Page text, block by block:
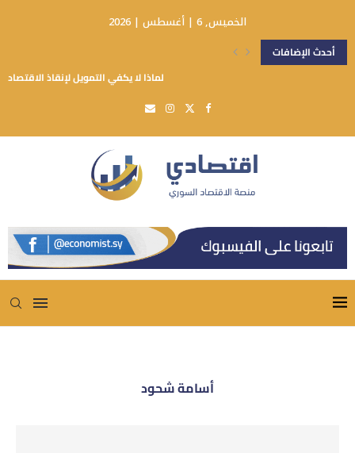
الخميس, 6 | أغسطس | 2026
أحدث الإضافات
لماذا لا يكفي التمويل لإنقاذ الاقتصاد
أسامة شحود